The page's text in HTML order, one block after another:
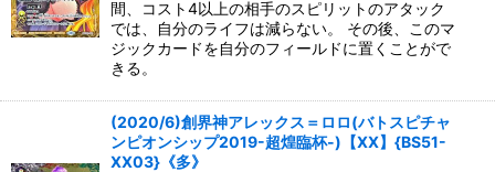
間、コスト4以上の相手のスピリットのアタック
では、自分のライフは減らない。 その後、このマ
ジックカードを自分のフィールドに置くことがで
きる。
(2020/6)創界神アレックス＝ロロ(バトスピチャ
ンピオンシップ2019-超煌臨杯-)【XX】{BS51-
XX03}《多》